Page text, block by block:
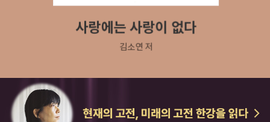
사랑에는 사랑이 없다
김소연 저